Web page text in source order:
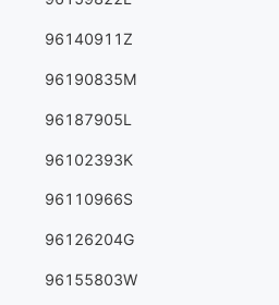
96140911Z
96190835M
96187905L
96102393K
96110966S
96126204G
96155803W